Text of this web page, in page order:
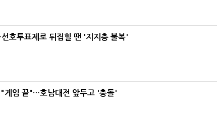
호투표제로 뒤집힐 땐 '지지층 불복'
게임 끝"…호남대전 앞두고 '충돌'